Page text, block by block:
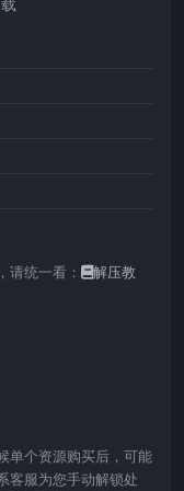
统一看：
解压教
单个资源购买后，可能
客服为您手动解锁处